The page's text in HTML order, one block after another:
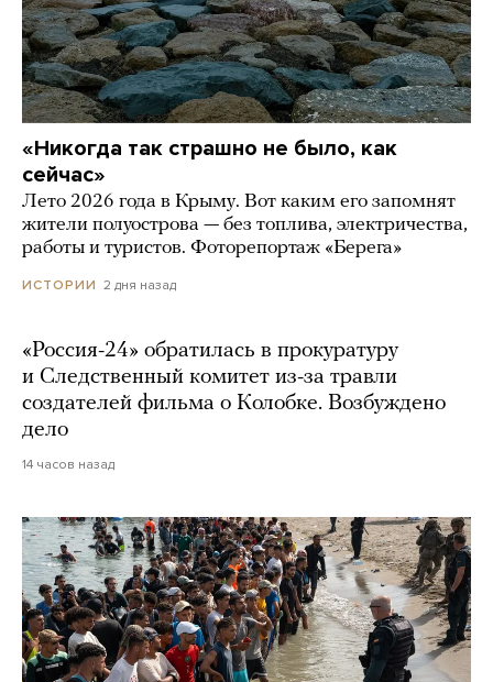
«Никогда так страшно не было, как
сейчас»
Лето 2026 года в Крыму. Вот каким его запомнят
жители полуострова — без топлива, электричества,
работы и туристов. Фоторепортаж «Берега»
ИСТОРИИ 2 дня назад
«Россия-24» обратилась в прокуратуру
и Следственный комитет из-за травли
создателей фильма о Колобке. Возбуждено
дело
14 часов назад